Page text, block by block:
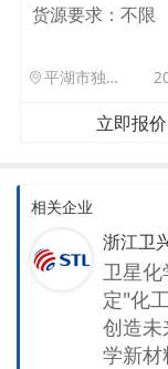
货源要求： 不限
平湖市独山港镇集港路 589 号
立即报价
相关企业
浙江卫
卫星化
定"化
创造
学新